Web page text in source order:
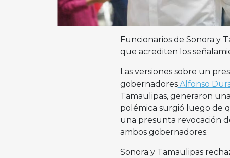
Funcionarios de Sonora y
que acrediten los
Las versiones sobre un
gobernadoresAlfonso
Tamaulipas, generaron
polémica surgió luego de
una presunta revocación
ambos gobernadores.
Sonora y Tamaulipas